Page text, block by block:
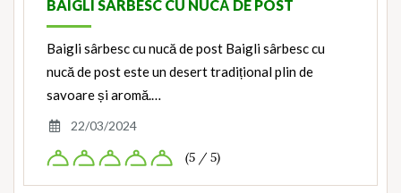
BAIGLI SÂRBESC CU NUCĂ DE POST
Baigli sârbesc cu nucă de post Baigli sârbesc cu
nucă de post este un desert tradițional plin de
savoare și aromă.…
22/03/2024
(5 / 5)